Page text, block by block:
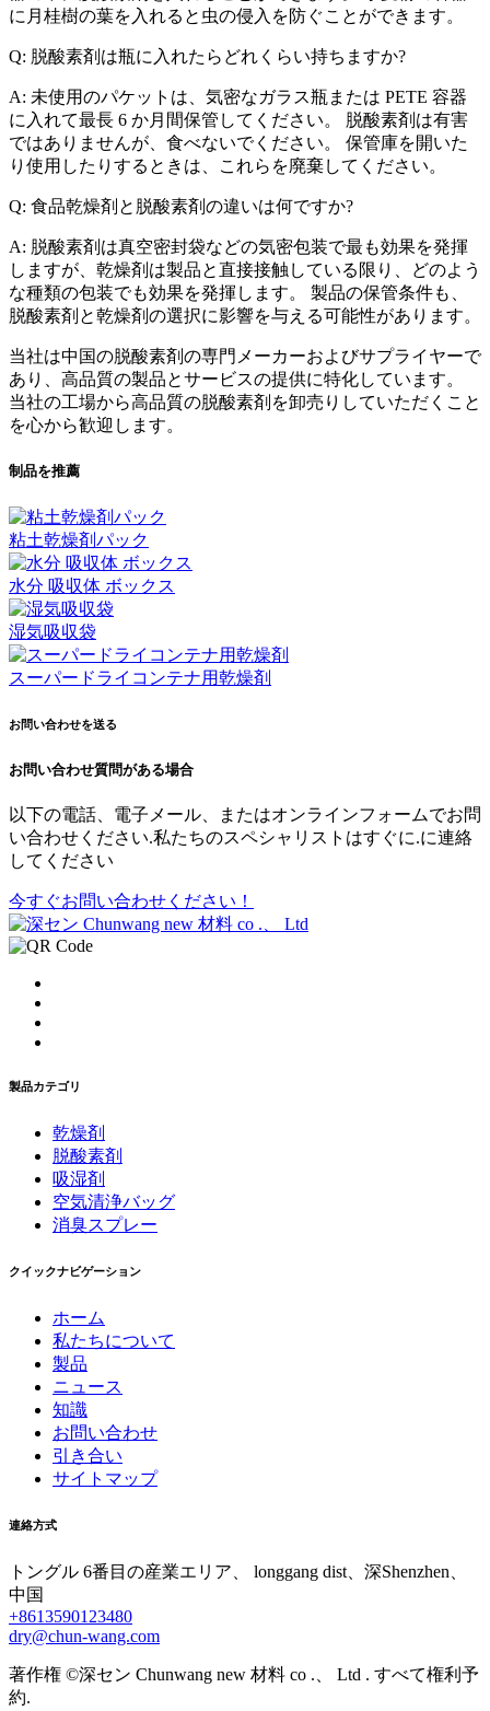
に月桂樹の葉を入れると虫の侵入を防ぐことができます。
Q: 脱酸素剤は瓶に入れたらどれくらい持ちますか?
A: 未使用のパケットは、気密なガラス瓶または PETE 容器
に入れて最長 6 か月間保管してください。 脱酸素剤は有害
ではありませんが、食べないでください。 保管庫を開いた
り使用したりするときは、これらを廃棄してください。
Q: 食品乾燥剤と脱酸素剤の違いは何ですか?
A: 脱酸素剤は真空密封袋などの気密包装で最も効果を発揮
しますが、乾燥剤は製品と直接接触している限り、どのよう
な種類の包装でも効果を発揮します。 製品の保管条件も、
脱酸素剤と乾燥剤の選択に影響を与える可能性があります。
当社は中国の脱酸素剤の専門メーカーおよびサプライヤーで
あり、高品質の製品とサービスの提供に特化しています。
当社の工場から高品質の脱酸素剤を卸売りしていただくこと
を心から歓迎します。
制品を推薦
粘土乾燥剤パック
水分 吸収体 ボックス
湿気吸収袋
スーパードライコンテナ用乾燥剤
お問い合わせを送る
お問い合わせ質問がある場合
以下の電話、電子メール、またはオンラインフォームでお問
い合わせください.私たちのスペシャリストはすぐに.に連絡
してください
今すぐお問い合わせください！
製品カテゴリ
乾燥剤
脱酸素剤
吸湿剤
空気清浄バッグ
消臭スプレー
クイックナビゲーション
ホーム
私たちについて
製品
ニュース
知識
お問い合わせ
引き合い
サイトマップ
連絡方式
トングル 6番目の産業エリア、 longgang dist、深Shenzhen、
中国
+8613590123480
dry@chun-wang.com
著作権 ©深セン Chunwang new 材料 co .、 Ltd . すべて権利予
約.